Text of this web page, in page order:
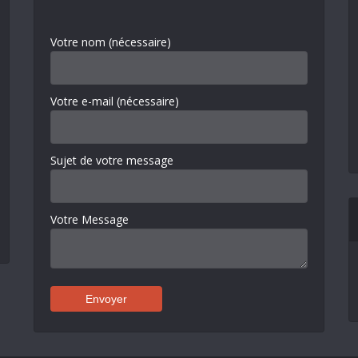
Votre nom (nécessaire)
Votre e-mail (nécessaire)
Sujet de votre message
Votre Message